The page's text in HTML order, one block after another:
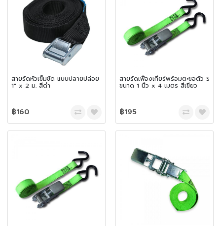
สายรัดหัวเข็มขัด แบบปลายปล่อย
1″ x 2 ม. สีดำ
฿160
สายรัดเฟืองเกียร์พร้อมตะขอตัว S
ขนาด 1 นิ้ว x 4 เมตร สีเขียว
฿195